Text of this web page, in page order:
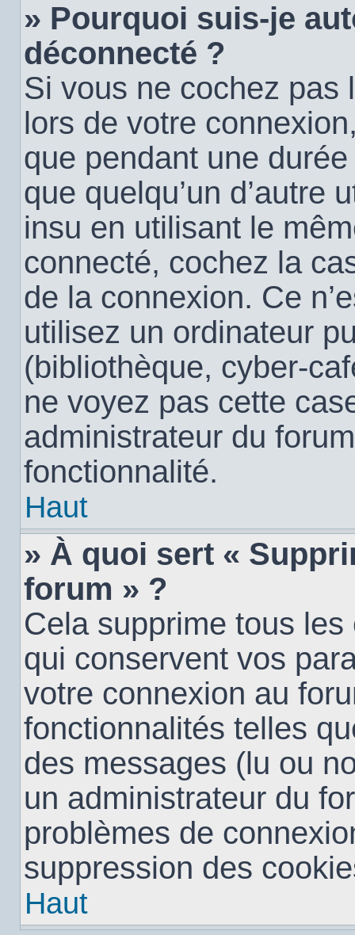
» Pourquoi suis-je
déconnecté ?
Si vous ne cochez
lors de votre
que pendant une
que quelqu’un d’autre
insu en utilisant le
connecté, cochez la
de la connexion. Ce
utilisez un ordinateur
(bibliothèque, cyber-
ne voyez pas cette
administrateur du
fonctionnalité.
Haut
» À quoi sert «
forum » ?
Cela supprime tous
qui conservent vos
votre connexion au
fonctionnalités telles
des messages (lu ou
un administrateur du
problèmes de
suppression des
Haut